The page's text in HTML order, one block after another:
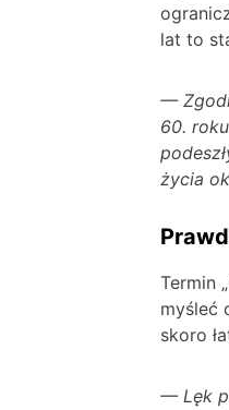
lat to
—
60.
życia
Termin
myśleć
skoro
— Lęk